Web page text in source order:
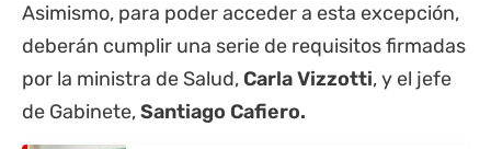
Asimismo, para poder acceder a esta excepción,
deberán cumplir una serie de requisitos firmadas
por la ministra de Salud, Carla Vizzotti, y el jefe
de Gabinete,Santiago Cafiero.